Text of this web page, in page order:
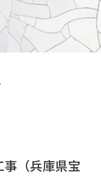
（兵庫県宝